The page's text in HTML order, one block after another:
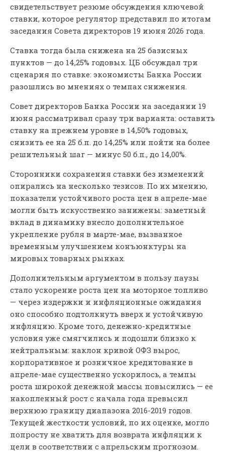
свидетельствует резюме обсуждения ключевой
ставки, которое регулятор представил по итогам
заседания Совета директоров 19 июня 2026 года.
Ставка тогда была снижена на 25 базисных
пунктов — до 14,25% годовых. ЦБ обсуждал три
сценария по ставке: экономисты Банка России
разошлись во мнениях о темпах снижения.
Совет директоров Банка России на заседании 19
июня рассматривал сразу три варианта: оставить
ставку на прежнем уровне в 14,50% годовых,
снизить ее на 25 б.п. до 14,25% или пойти на более
решительный шаг — минус 50 б.п., до 14,00%.
Сторонники сохранения ставки без изменений
опирались на несколько тезисов. По их мнению,
показатели устойчивого роста цен в апреле-мае
могли быть искусственно занижены: заметный
вклад в динамику внесло дополнительное
укрепление рубля в марте-мае, вызванное
временным улучшением конъюнктуры на
мировых товарных рынках.
Дополнительным аргументом в пользу паузы
стало ускорение роста цен на моторное топливо
— через издержки и инфляционные ожидания
оно способно подтолкнуть вверх и устойчивую
инфляцию. Кроме того, денежно-кредитные
условия уже смягчились и подошли близко к
нейтральным: наклон кривой ОФЗ вырос,
корпоративное и розничное кредитование в
апреле-мае существенно ускорилось, а темпы
роста широкой денежной массы повысились — ее
накопленный рост с начала года превысил
верхнюю границу диапазона 2016-2019 годов.
Текущей жесткости условий, по их оценке, могло
попросту не хватить для возврата инфляции к
цели в соответствии с апрельским прогнозом.